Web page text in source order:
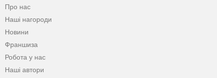
Про нас
Наші нагороди
Новини
Франшиза
Робота у нас
Наші автори